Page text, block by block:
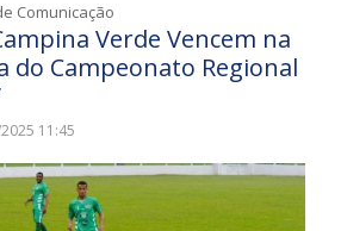
Comunicação
Verde Vencem na
do Campeonato Regional
11:45